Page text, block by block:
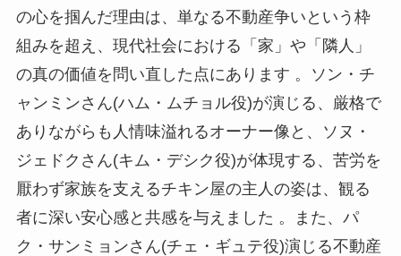
の心を掴んだ理由は、単なる不動産争いという枠
組みを超え、現代社会における「家」や「隣人」
の真の価値を問い直した点にあります 。ソン・チ
ャンミンさん(ハム・ムチョル役)が演じる、厳格で
ありながらも人情味溢れるオーナー像と、ソヌ・
ジェドクさん(キム・デシク役)が体現する、苦労を
厭わず家族を支えるチキン屋の主人の姿は、観る
者に深い安心感と共感を与えました 。また、パ
ク・サンミョンさん(チェ・ギュテ役)演じる不動産